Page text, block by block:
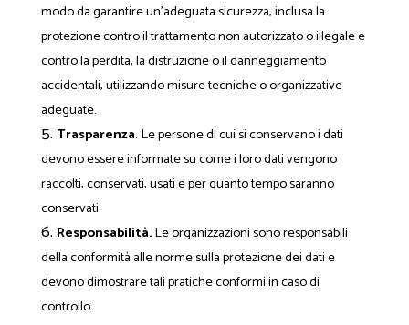
modo da garantire un'adeguata sicurezza, inclusa la
protezione contro il trattamento non autorizzato o illegale e
contro la perdita, la distruzione o il danneggiamento
accidentali, utilizzando misure tecniche o organizzative
adeguate.
Trasparenza. Le persone di cui si conservano i dati
devono essere informate su come i loro dati vengono
raccolti, conservati, usati e per quanto tempo saranno
conservati.
Responsabilità.Le organizzazioni sono responsabili
della conformità alle norme sulla protezione dei dati e
devono dimostrare tali pratiche conformi in caso di
controllo.